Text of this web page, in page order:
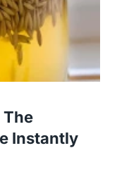
The
Instantly